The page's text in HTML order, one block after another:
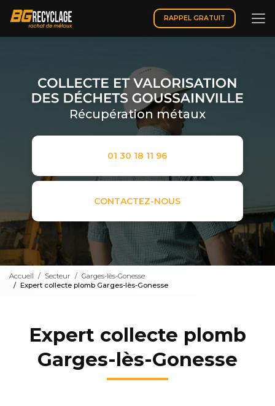
contenu
principal
RAPPEL GRATUIT
Récupération métaux
01 30 18 11 96
CONTACTEZ-NOUS
Accueil Secteur
Garges-lès-Gonesse
Expert collecte plomb Garges-lès-Gonesse
Expert collecte plomb
Garges-lès-Gonesse